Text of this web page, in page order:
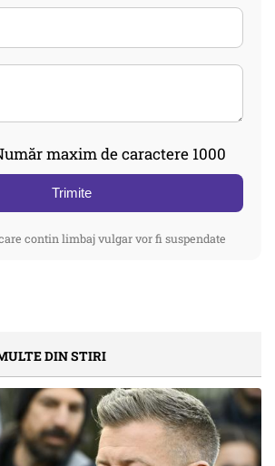
maxim de caractere 1000
Trimite
contin limbaj vulgar vor fi suspendate
DIN STIRI